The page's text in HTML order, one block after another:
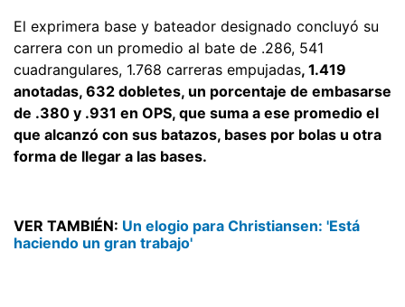
El exprimera base y bateador designado concluyó su
carrera con un promedio al bate de .286, 541
cuadrangulares, 1.768 carreras empujadas, 1.419
anotadas, 632 dobletes, un porcentaje de embasarse
de .380 y .931 en OPS, que suma a ese promedio el
que alcanzó con sus batazos, bases por bolas u otra
forma de llegar a las bases.
VER TAMBIÉN: Un elogio para Christiansen: 'Está
haciendo un gran trabajo'